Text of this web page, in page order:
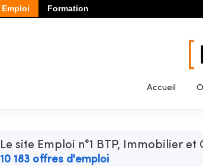
Emploi Formation
Accueil
Le site Emploi n°1 BTP, Immobilier et
10 183 offres d'emploi